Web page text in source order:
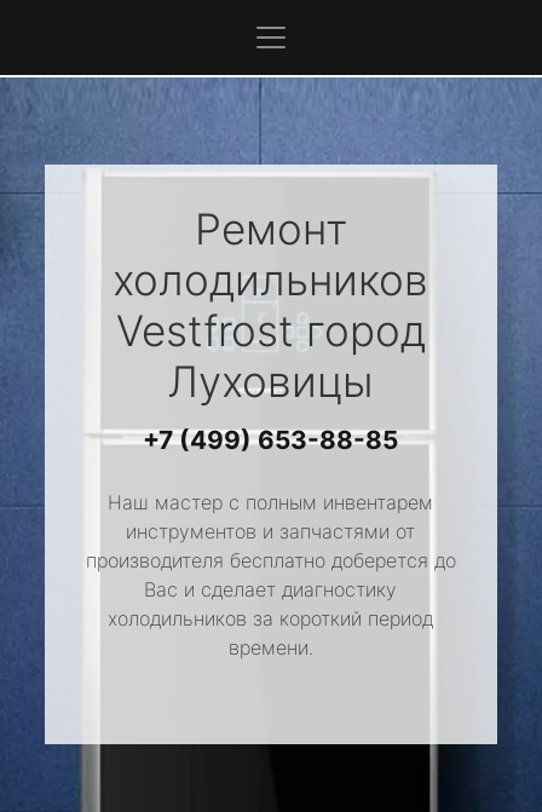
Ремонт
холодильников
Vestfrost город
Луховицы
+7 (499) 653-88-85
Наш мастер с полным инвентарем
инструментов и запчастями от
производителя бесплатно доберется до
Вас и сделает диагностику
холодильников за короткий период
времени.